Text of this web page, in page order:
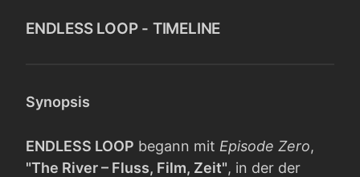
ENDLESS LOOP - TIMELINE
Synopsis
ENDLESS LOOP begann mit Episode Zero,
"The River – Fluss, Film, Zeit", in der der